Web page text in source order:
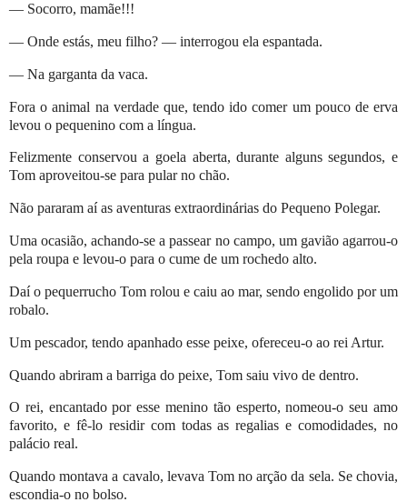
— Socorro, mamãe!!!
— Onde estás, meu filho? — interrogou ela espantada.
— Na garganta da vaca.
Fora o animal na verdade que, tendo ido comer um pouco de erva
levou o pequenino com a língua.
Felizmente conservou a goela aberta, durante alguns segundos, e
Tom aproveitou-se para pular no chão.
Não pararam aí as aventuras extraordinárias do Pequeno Polegar.
Uma ocasião, achando-se a passear no campo, um gavião agarrou-o
pela roupa e levou-o para o cume de um rochedo alto.
Daí o pequerrucho Tom rolou e caiu ao mar, sendo engolido por um
robalo.
Um pescador, tendo apanhado esse peixe, ofereceu-o ao rei Artur.
Quando abriram a barriga do peixe, Tom saiu vivo de dentro.
O rei, encantado por esse menino tão esperto, nomeou-o seu amo
favorito, e fê-lo residir com todas as regalias e comodidades, no
palácio real.
Quando montava a cavalo, levava Tom no arção da sela. Se chovia,
escondia-o no bolso.